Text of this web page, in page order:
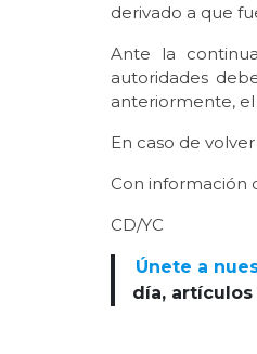
derivado a que
Ante la
autoridades
anteriormente,
En caso de
Con información
CD/YC
Únete a
día,